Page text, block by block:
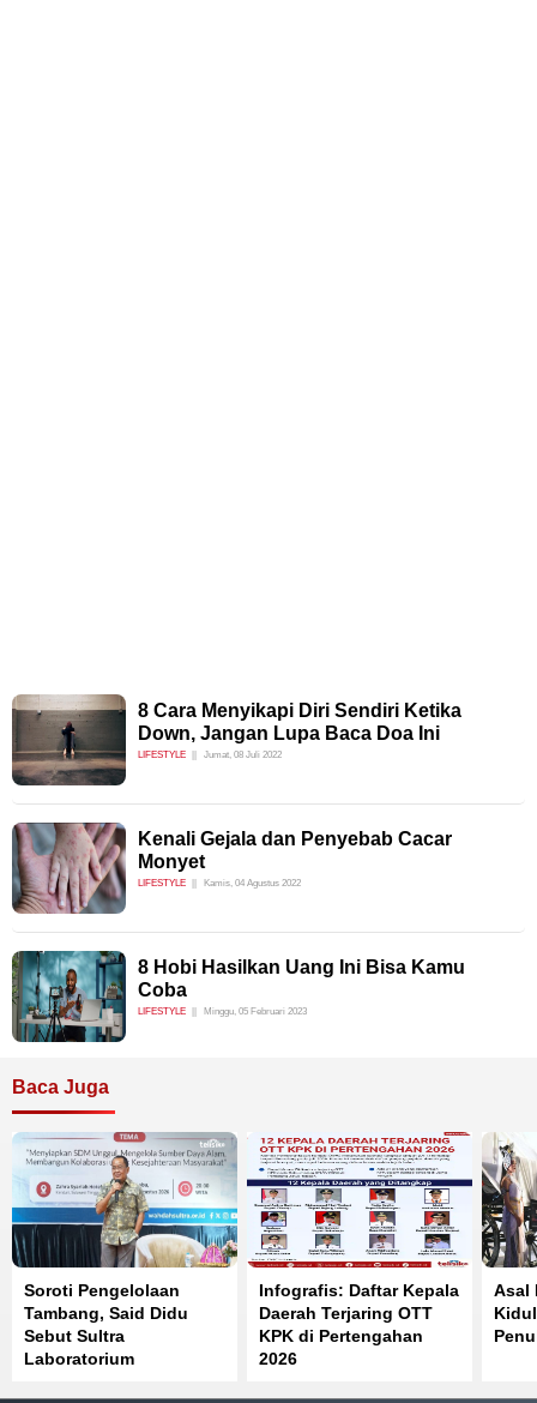
8 Cara Menyikapi Diri Sendiri Ketika
Down, Jangan Lupa Baca Doa Ini
LIFESTYLE Jumat, 08 Juli 2022
Kenali Gejala dan Penyebab Cacar
Monyet
LIFESTYLE Kamis, 04 Agustus 2022
8 Hobi Hasilkan Uang Ini Bisa Kamu
Coba
LIFESTYLE Minggu, 05 Februari 2023
Baca Juga
Soroti Pengelolaan
Tambang, Said Didu
Sebut Sultra
Laboratorium
Infografis: Daftar Kepala
Daerah Terjaring OTT
KPK di Pertengahan
2026
Asal